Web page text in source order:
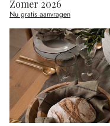
Zomer 2026
Nu gratis aanvragen